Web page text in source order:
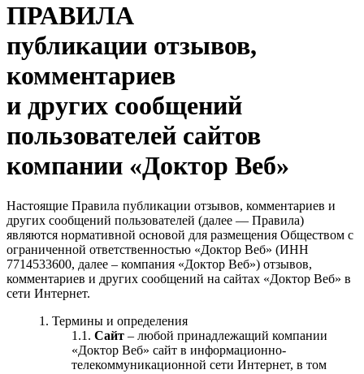
ПРАВИЛА
публикации отзывов,
комментариев
и других сообщений
пользователей сайтов
компании «Доктор Веб»
Настоящие Правила публикации отзывов, комментариев и
других сообщений пользователей (далее — Правила)
являются нормативной основой для размещения Обществом с
ограниченной ответственностью «Доктор Веб» (ИНН
7714533600, далее – компания «Доктор Веб») отзывов,
комментариев и других сообщений на сайтах «Доктор Веб» в
сети Интернет.
Термины и определения
Сайт – любой принадлежащий компании
«Доктор Веб» сайт в информационно-
телекоммуникационной сети Интернет, в том